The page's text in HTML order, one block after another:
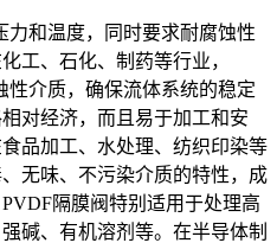
力和温度，同时要求耐腐蚀性
工、石化、制药等行业，
性介质，确保流体系统的稳定
对经济，而且易于加工和安
品加工、水处理、纺织印染等
无味、不污染介质的特性，成
隔膜阀特别适用于处理高
碱、有机溶剂等。在半导体制